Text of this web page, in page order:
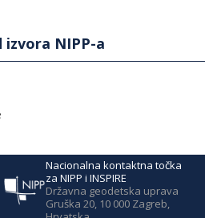
izvora NIPP-a
Nacionalna kontaktna točka
za NIPP i INSPIRE
Državna geodetska uprava
Gruška 20, 10 000 Zagreb,